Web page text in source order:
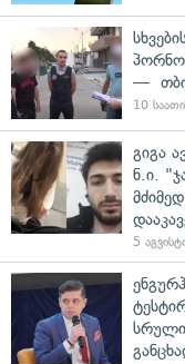
—
10
გიგა
ნ.ი.
5
სრული